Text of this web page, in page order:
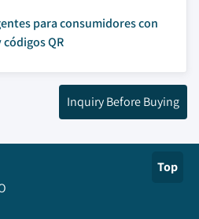
para consumidores con
QR
Inquiry Before Buying
Top